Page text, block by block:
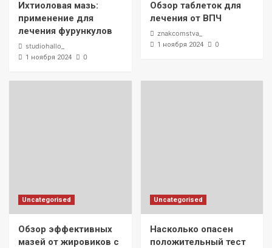
Ихтиоловая мазь:
применение для
лечения фурункулов
studiohallo_
1 ноября 2024 0
Обзор таблеток для
лечения от ВПЧ
znakcomstva_
1 ноября 2024 0
Uncategorised
Обзор эффективных
мазей от жировиков с
Uncategorised
Насколько опасен
положительный тест